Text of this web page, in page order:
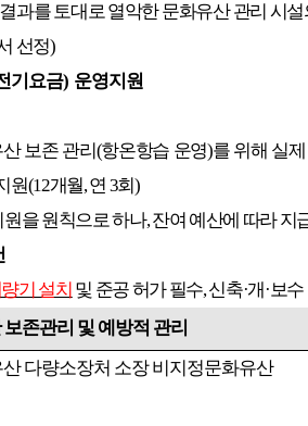
과를 토대로 열악한 문화유산 관리 시
선정)
기요금) 운영지원
보존 관리(항온항습 운영)를 위해 실
원(12개월,연 3회)
원을 원칙으로 하나,잔여 예산에 따라 지
기 설치 및 준공 허가 필수,신축·개·보수
존관리 및 예방적 관리
다량소장처 소장 비지정문화유산